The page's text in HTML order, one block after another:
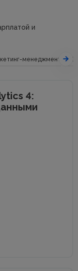
и
менеджмент
4: